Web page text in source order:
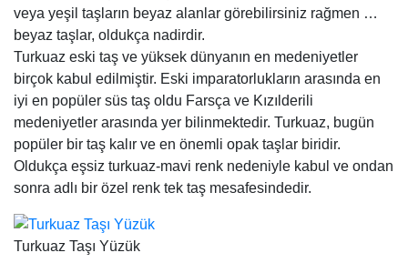
veya yeşil taşların beyaz alanlar görebilirsiniz rağmen …
beyaz taşlar, oldukça nadirdir.
Turkuaz eski taş ve yüksek dünyanın en medeniyetler
birçok kabul edilmiştir. Eski imparatorlukların arasında en
iyi en popüler süs taş oldu Farsça ve Kızılderili
medeniyetler arasında yer bilinmektedir. Turkuaz, bugün
popüler bir taş kalır ve en önemli opak taşlar biridir.
Oldukça eşsiz turkuaz-mavi renk nedeniyle kabul ve ondan
sonra adlı bir özel renk tek taş mesafesindedir.
Turkuaz Taşı Yüzük